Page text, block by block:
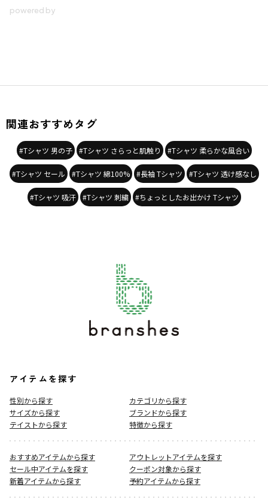
関連おすすめタグ
#Tシャツ 男の子 #Tシャツ さらっと肌触り #Tシャツ 柔らかな風合い
#Tシャツ セール #Tシャツ 綿100% #長袖 Tシャツ #Tシャツ 透け感なし
#Tシャツ 吸汗 #Tシャツ 刺繍 #ちょっとしたお出かけ Tシャツ
アイテムを探す
性別から探す
カテゴリから探す
サイズから探す
ブランドから探す
テイストから探す
特徴から探す
おすすめアイテムから探す
アウトレットアイテムを探す
セール中アイテムを探す
クーポン対象から探す
新着アイテムから探す
予約アイテムから探す